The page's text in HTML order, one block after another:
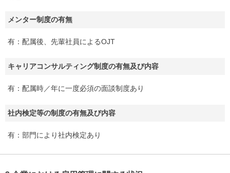
メンター制度の有無
有：配属後、先輩社員によるOJT
キャリアコンサルティング制度の有無及び内容
有：配属時／年に一度必須の面談制度あり
社内検定等の制度の有無及び内容
有：部門により社内検定あり